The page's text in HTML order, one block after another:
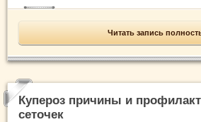
Читать запись
Купероз причины и
сеточек